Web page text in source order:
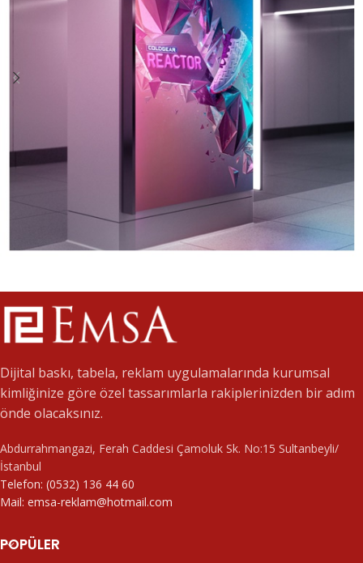
Dijital Baskı
Dijital baskı, tabela, reklam uygulamalarında kurumsal
kimliğinize göre özel tassarımlarla rakiplerinizden bir adım
önde olacaksınız.
Abdurrahmangazi, Ferah Caddesi Çamoluk Sk. No:15 Sultanbeyli/
İstanbul
Telefon: (0532) 136 44 60
Mail: emsa-reklam@hotmail.com
POPÜLER